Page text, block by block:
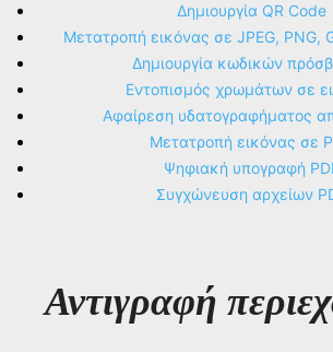
Δημιουργία QR Code
Μετατροπή εικόνας σε JPEG, PNG,
Δημιουργία κωδικών
Εντοπισμός χρωμάτων σε
Αφαίρεση υδατογραφήματος
Μετατροπή εικόνας σε
Ψηφιακή υπογραφή
Συγχώνευση αρχείων
Αντιγραφή